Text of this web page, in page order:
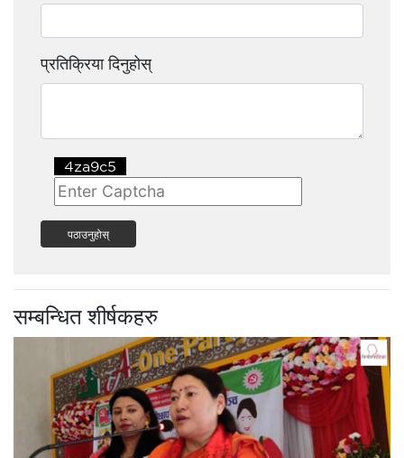
प्रतिक्रिया दिनुहोस्
पठाउनुहोस्
सम्बन्धित शीर्षकहरु